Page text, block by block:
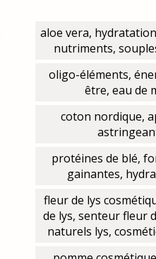
aloe vera,
nutriments,
oligo-éléments,
être, eau de
coton nordique,
protéines de blé,
gainantes,
fleur de lys
de lys, senteur fleur
naturels lys,